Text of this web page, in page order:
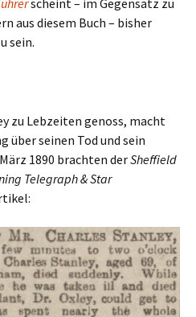
aus diesem Buch – bisher
sein.
zu Lebzeiten genoss, macht
seinen Tod und sein
1890 brachten derSheffield
Telegraph & Star